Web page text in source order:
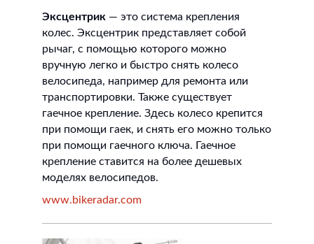
Эксцентрик — это система крепления
колес. Эксцентрик представляет собой
рычаг, с помощью которого можно
вручную легко и быстро снять колесо
велосипеда, например для ремонта или
транспортировки. Также существует
гаечное крепление. Здесь колесо крепится
при помощи гаек, и снять его можно только
при помощи гаечного ключа. Гаечное
крепление ставится на более дешевых
моделях велосипедов.
www.bikeradar.com